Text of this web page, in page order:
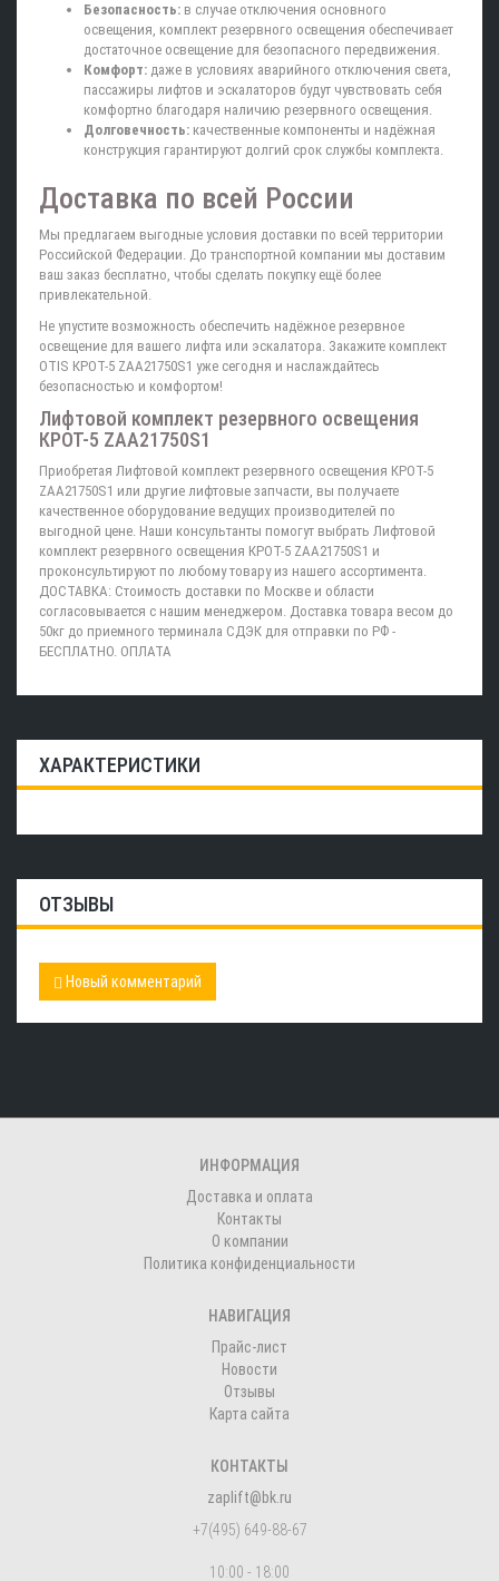
Безопасность: в случае отключения основного
освещения, комплект резервного освещения обеспечивает
достаточное освещение для безопасного передвижения.
Комфорт: даже в условиях аварийного отключения света,
пассажиры лифтов и эскалаторов будут чувствовать себя
комфортно благодаря наличию резервного освещения.
Долговечность: качественные компоненты и надёжная
конструкция гарантируют долгий срок службы комплекта.
Доставка по всей России
Мы предлагаем выгодные условия доставки по всей территории
Российской Федерации. До транспортной компании мы доставим
ваш заказ бесплатно, чтобы сделать покупку ещё более
привлекательной.
Не упустите возможность обеспечить надёжное резервное
освещение для вашего лифта или эскалатора. Закажите комплект
OTIS КРОТ-5 ZAA21750S1 уже сегодня и наслаждайтесь
безопасностью и комфортом!
Лифтовой комплект резервного освещения
КРОТ-5 ZAA21750S1
Приобретая Лифтовой комплект резервного освещения КРОТ-5
ZAA21750S1 или другие лифтовые запчасти, вы получаете
качественное оборудование ведущих производителей по
выгодной цене. Наши консультанты помогут выбрать Лифтовой
комплект резервного освещения КРОТ-5 ZAA21750S1 и
проконсультируют по любому товару из нашего ассортимента.
ДОСТАВКА: Стоимость доставки по Москве и области
согласовывается с нашим менеджером. Доставка товара весом до
50кг до приемного терминала СДЭК для отправки по РФ -
БЕСПЛАТНО. ОПЛАТА
ХАРАКТЕРИСТИКИ
ОТЗЫВЫ
Новый комментарий
ИНФОРМАЦИЯ
Доставка и оплата
Контакты
О компании
Политика конфиденциальности
НАВИГАЦИЯ
Прайс-лист
Новости
Отзывы
Карта сайта
КОНТАКТЫ
zaplift@bk.ru
+7(495) 649-88-67
10:00 - 18:00